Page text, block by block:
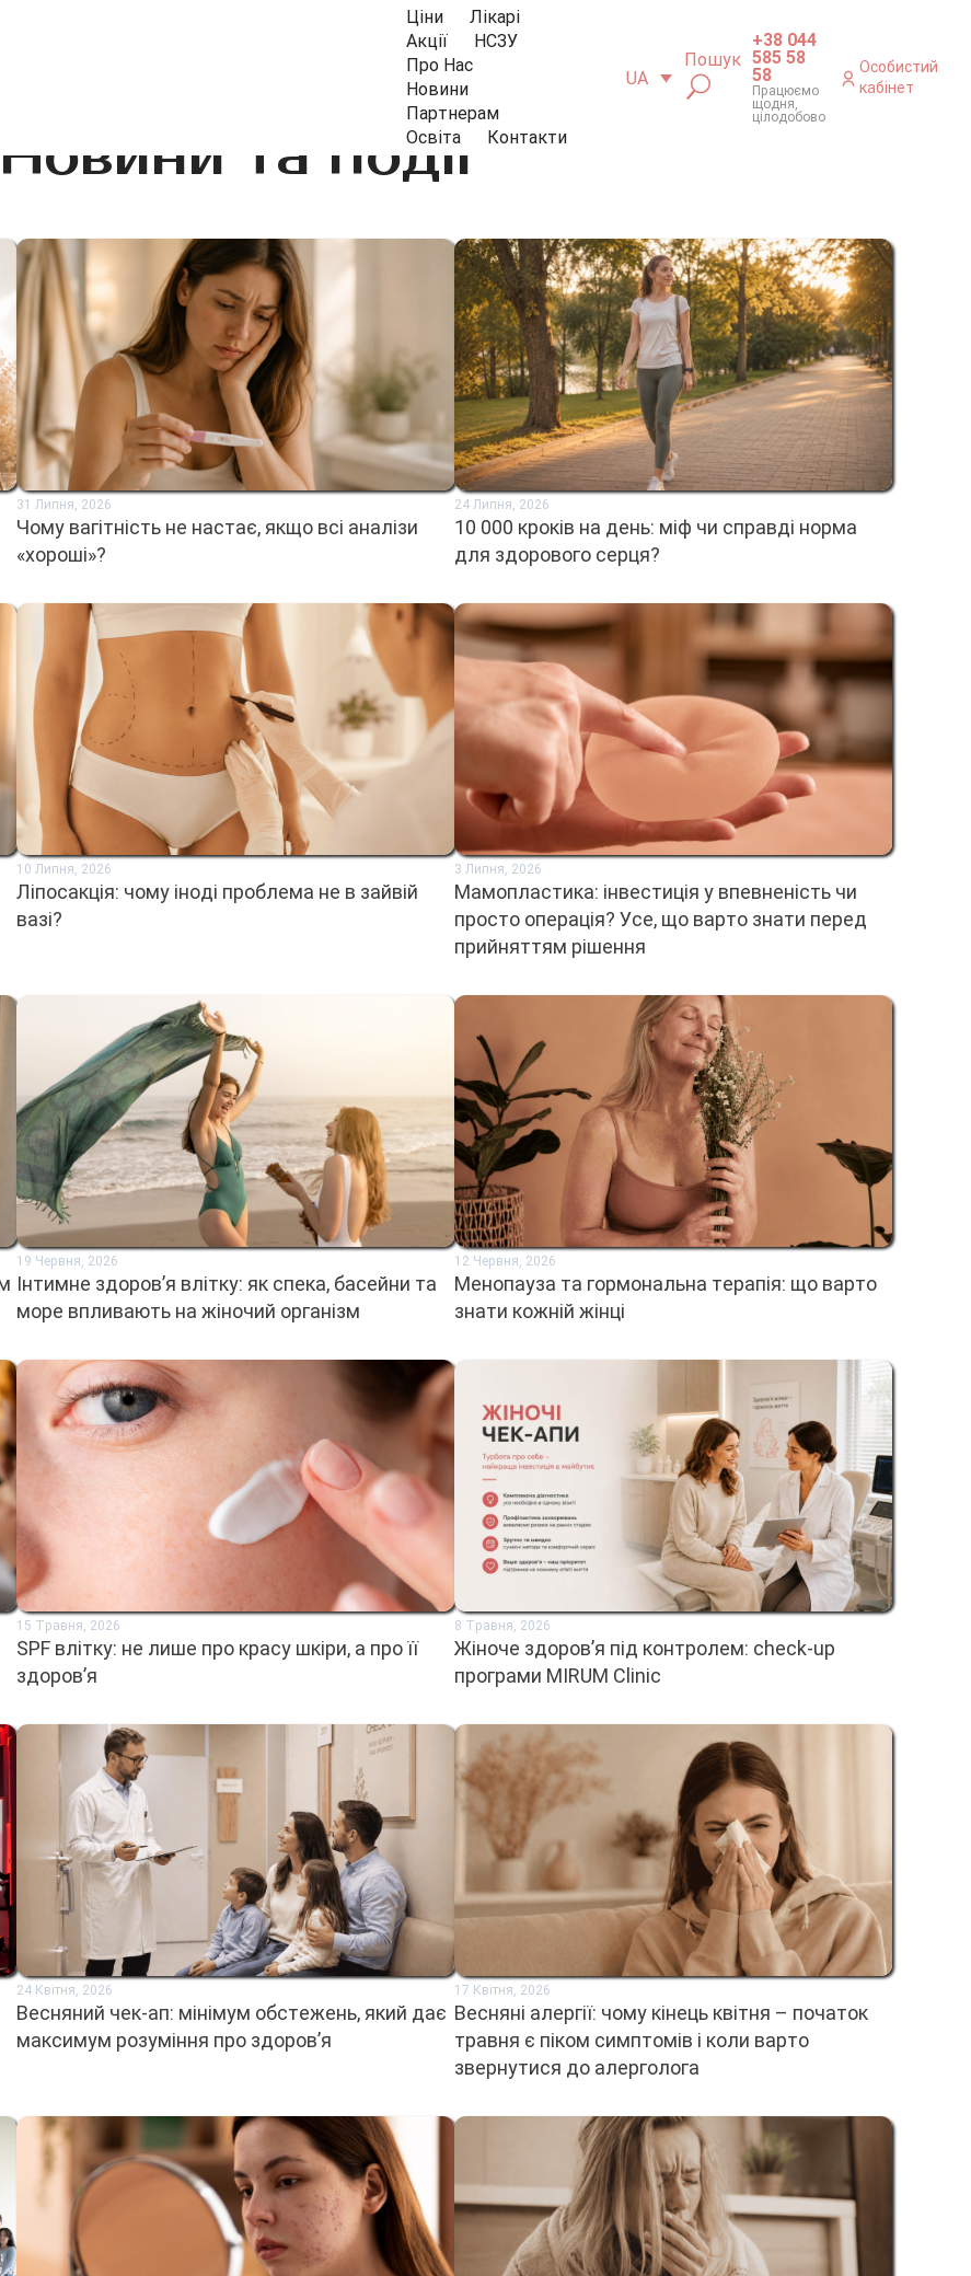
Ціни
Лікарі
Акції
НСЗУ
Про Нас
Новини
Партнерам
Освіта
Контакти
UA
Пошук
+38 044
585 58
58
Працюємо
щодня,
цілодобово
Особистий
кабінет
Новини та події
31 Липня, 2026
Чому вагітність не настає, якщо всі аналізи
«хороші»?
24 Липня, 2026
10 000 кроків на день: міф чи справді норма
для здорового серця?
10 Липня, 2026
Ліпосакція: чому іноді проблема не в зайвій
вазі?
3 Липня, 2026
Мамопластика: інвестиція у впевненість чи
просто операція? Усе, що варто знати перед
прийняттям рішення
19 Червня, 2026
Інтимне здоров’я влітку: як спека, басейни та
море впливають на жіночий організм
12 Червня, 2026
Менопауза та гормональна терапія: що варто
знати кожній жінці
15 Травня, 2026
SPF влітку: не лише про красу шкіри, а про її
здоров’я
8 Травня, 2026
Жіноче здоров’я під контролем: check-up
програми MIRUM Clinic
24 Квітня, 2026
Весняний чек-ап: мінімум обстежень, який дає
максимум розуміння про здоров’я
17 Квітня, 2026
Весняні алергії: чому кінець квітня – початок
травня є піком симптомів і коли варто
звернутися до алерголога